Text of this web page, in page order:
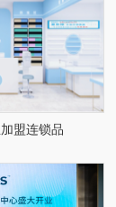
盟连锁品